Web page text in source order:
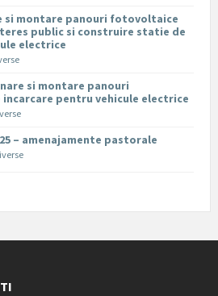
si montare panouri fotovoltaice
public si construire statie de
electrice
si montare panouri
pentru vehicule electrice
– amenajamente pastorale